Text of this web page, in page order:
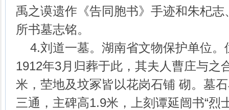
禹之谟遗作《告同胞书》手迹和朱杞
所书墓志铭。
4.刘道一墓。湖南省文物保护单位。
1912年3月归葬于此，其夫人曹庄与之
米，茔地及坟冢皆以花岗石铺 砌。墓
三通，主碑高1.9米，上刻谭延闿书“烈